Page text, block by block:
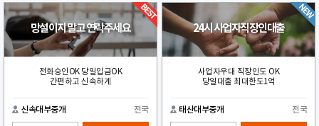
망설이지 말고 연락주세요
전화승인OK 당일입금OK
간편하고 신속하게
신속대부중개 전국
24시 사업자직장인대출
사업자우대 직장인도 OK
당일대출 최대한도1억
태산대부중개 전국